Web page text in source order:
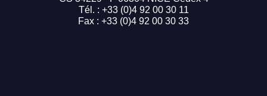
Tél. : +33 (0)4 92 00 30 11
Fax : +33 (0)4 92 00 30 33